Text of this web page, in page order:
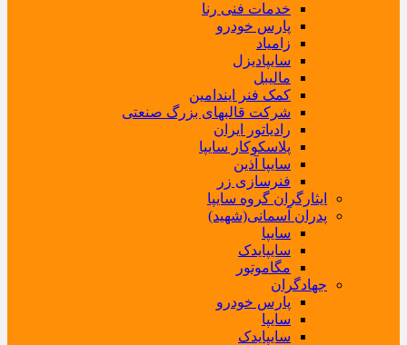
خدمات فنی رنا
پارس خودرو
زامیاد
سایپادیزل
مالیبل
کمک فنر ایندامین
شرکت قالبهای بزرگ صنعتی
رادیاتور ایران
پلاسکوکار سایپا
سایپا آذین
فنرسازی زر
ایثارگران گروه سایپا
پدران آسمانی(شهید)
سایپا
سایپایدک
مگاموتور
جهادگران
پارس خودرو
سایپا
سایپایدک